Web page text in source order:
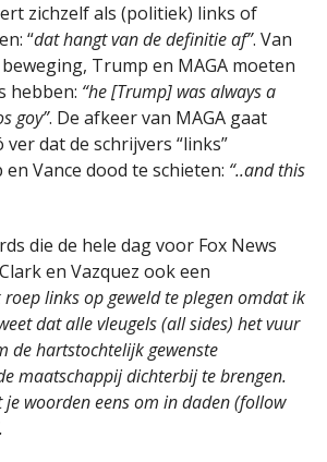
zichzelf als (politiek) links of
“dat hangt van de definitie af”. Van
Trump en MAGA moeten
hebben: “he [Trump] was always a
goy”. De afkeer van MAGA gaat
ver dat de schrijvers “links”
Vance dood te schieten: “..and this
die de hele dag voor Fox News
en Vazquez ook een
roep links op geweld te plegen omdat ik
dat alle vleugels (all sides) het vuur
de hartstochtelijk gewenste
maatschappij dichterbij te brengen.
je woorden eens om in daden (follow